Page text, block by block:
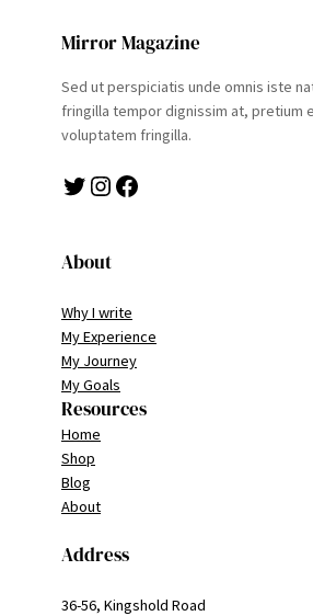
Mirror Magazine
Sed ut perspiciatis unde omnis iste
fringilla tempor dignissim at, pretium
voluptatem fringilla.
Twitter Instagram Facebook
About
Why I write
My Experience
My Journey
My Goals
Resources
Home
Shop
Blog
About
Address
36-56, Kingshold Road